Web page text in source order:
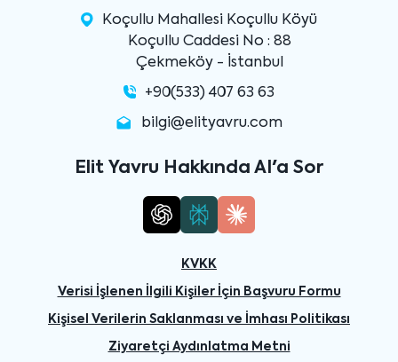
Koçullu Mahallesi Koçullu Köyü
Koçullu Caddesi No : 88
Çekmeköy - İstanbul
+90(533) 407 63 63
bilgi@elityavru.com
Elit Yavru Hakkında AI'a Sor
KVKK
Verisi İşlenen İlgili Kişiler İçin Başvuru Formu
Kişisel Verilerin Saklanması ve İmhası Politikası
Ziyaretçi Aydınlatma Metni